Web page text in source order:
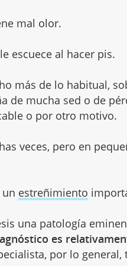
mal olor.
escuece al hacer pis.
más de lo habitual,
de mucha sed o de
o por otro motivo.
veces, pero en
un estreñimiento
una patología
es
por lo general,